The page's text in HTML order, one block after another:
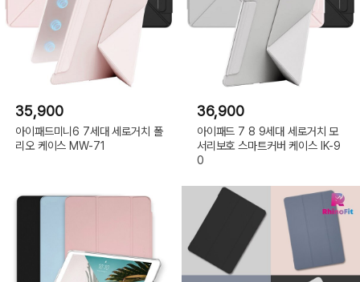
35,900
아이패드미니6 7세대 세로거치 폴
리오 케이스 MW-71
36,900
아이패드 7 8 9세대 세로거치 모
서리보호 스마트커버 케이스 IK-9
0